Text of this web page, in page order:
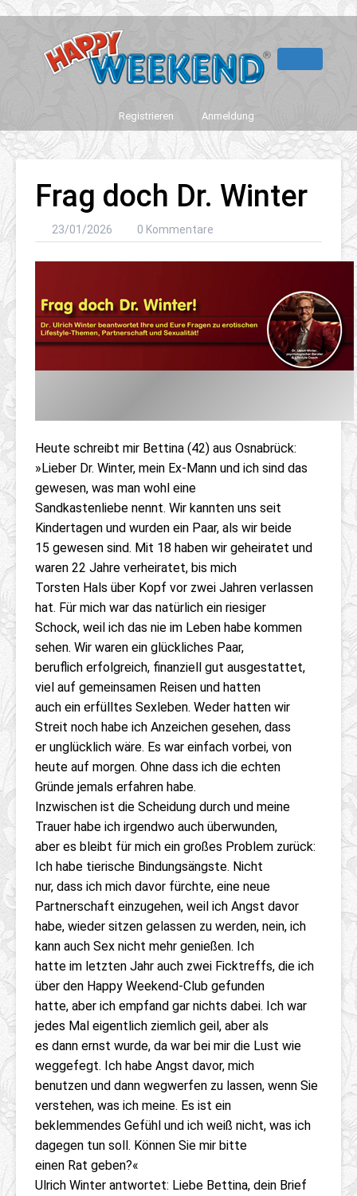
Registrieren Anmeldung
Frag doch Dr. Winter
23/01/2026 0 Kommentare
Heute schreibt mir Bettina (42) aus Osnabrück:
»Lieber Dr. Winter, mein Ex-Mann und ich sind das
gewesen, was man wohl eine
Sandkastenliebe nennt. Wir kannten uns seit
Kindertagen und wurden ein Paar, als wir beide
15 gewesen sind. Mit 18 haben wir geheiratet und
waren 22 Jahre verheiratet, bis mich
Torsten Hals über Kopf vor zwei Jahren verlassen
hat. Für mich war das natürlich ein riesiger
Schock, weil ich das nie im Leben habe kommen
sehen. Wir waren ein glückliches Paar,
beruflich erfolgreich, finanziell gut ausgestattet,
viel auf gemeinsamen Reisen und hatten
auch ein erfülltes Sexleben. Weder hatten wir
Streit noch habe ich Anzeichen gesehen, dass
er unglücklich wäre. Es war einfach vorbei, von
heute auf morgen. Ohne dass ich die echten
Gründe jemals erfahren habe.
Inzwischen ist die Scheidung durch und meine
Trauer habe ich irgendwo auch überwunden,
aber es bleibt für mich ein großes Problem zurück:
Ich habe tierische Bindungsängste. Nicht
nur, dass ich mich davor fürchte, eine neue
Partnerschaft einzugehen, weil ich Angst davor
habe, wieder sitzen gelassen zu werden, nein, ich
kann auch Sex nicht mehr genießen. Ich
hatte im letzten Jahr auch zwei Ficktreffs, die ich
über den Happy Weekend-Club gefunden
hatte, aber ich empfand gar nichts dabei. Ich war
jedes Mal eigentlich ziemlich geil, aber als
es dann ernst wurde, da war bei mir die Lust wie
weggefegt. Ich habe Angst davor, mich
benutzen und dann wegwerfen zu lassen, wenn Sie
verstehen, was ich meine. Es ist ein
beklemmendes Gefühl und ich weiß nicht, was ich
dagegen tun soll. Können Sie mir bitte
einen Rat geben?«
Ulrich Winter antwortet: Liebe Bettina, dein Brief